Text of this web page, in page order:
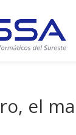
el